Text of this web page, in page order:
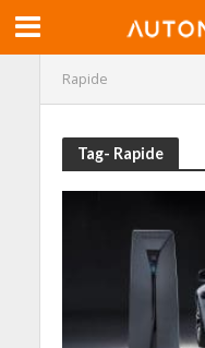
Rapide
Tag- Rapide